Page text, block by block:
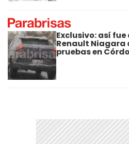
Exclusivo: así
Renault
pruebas en